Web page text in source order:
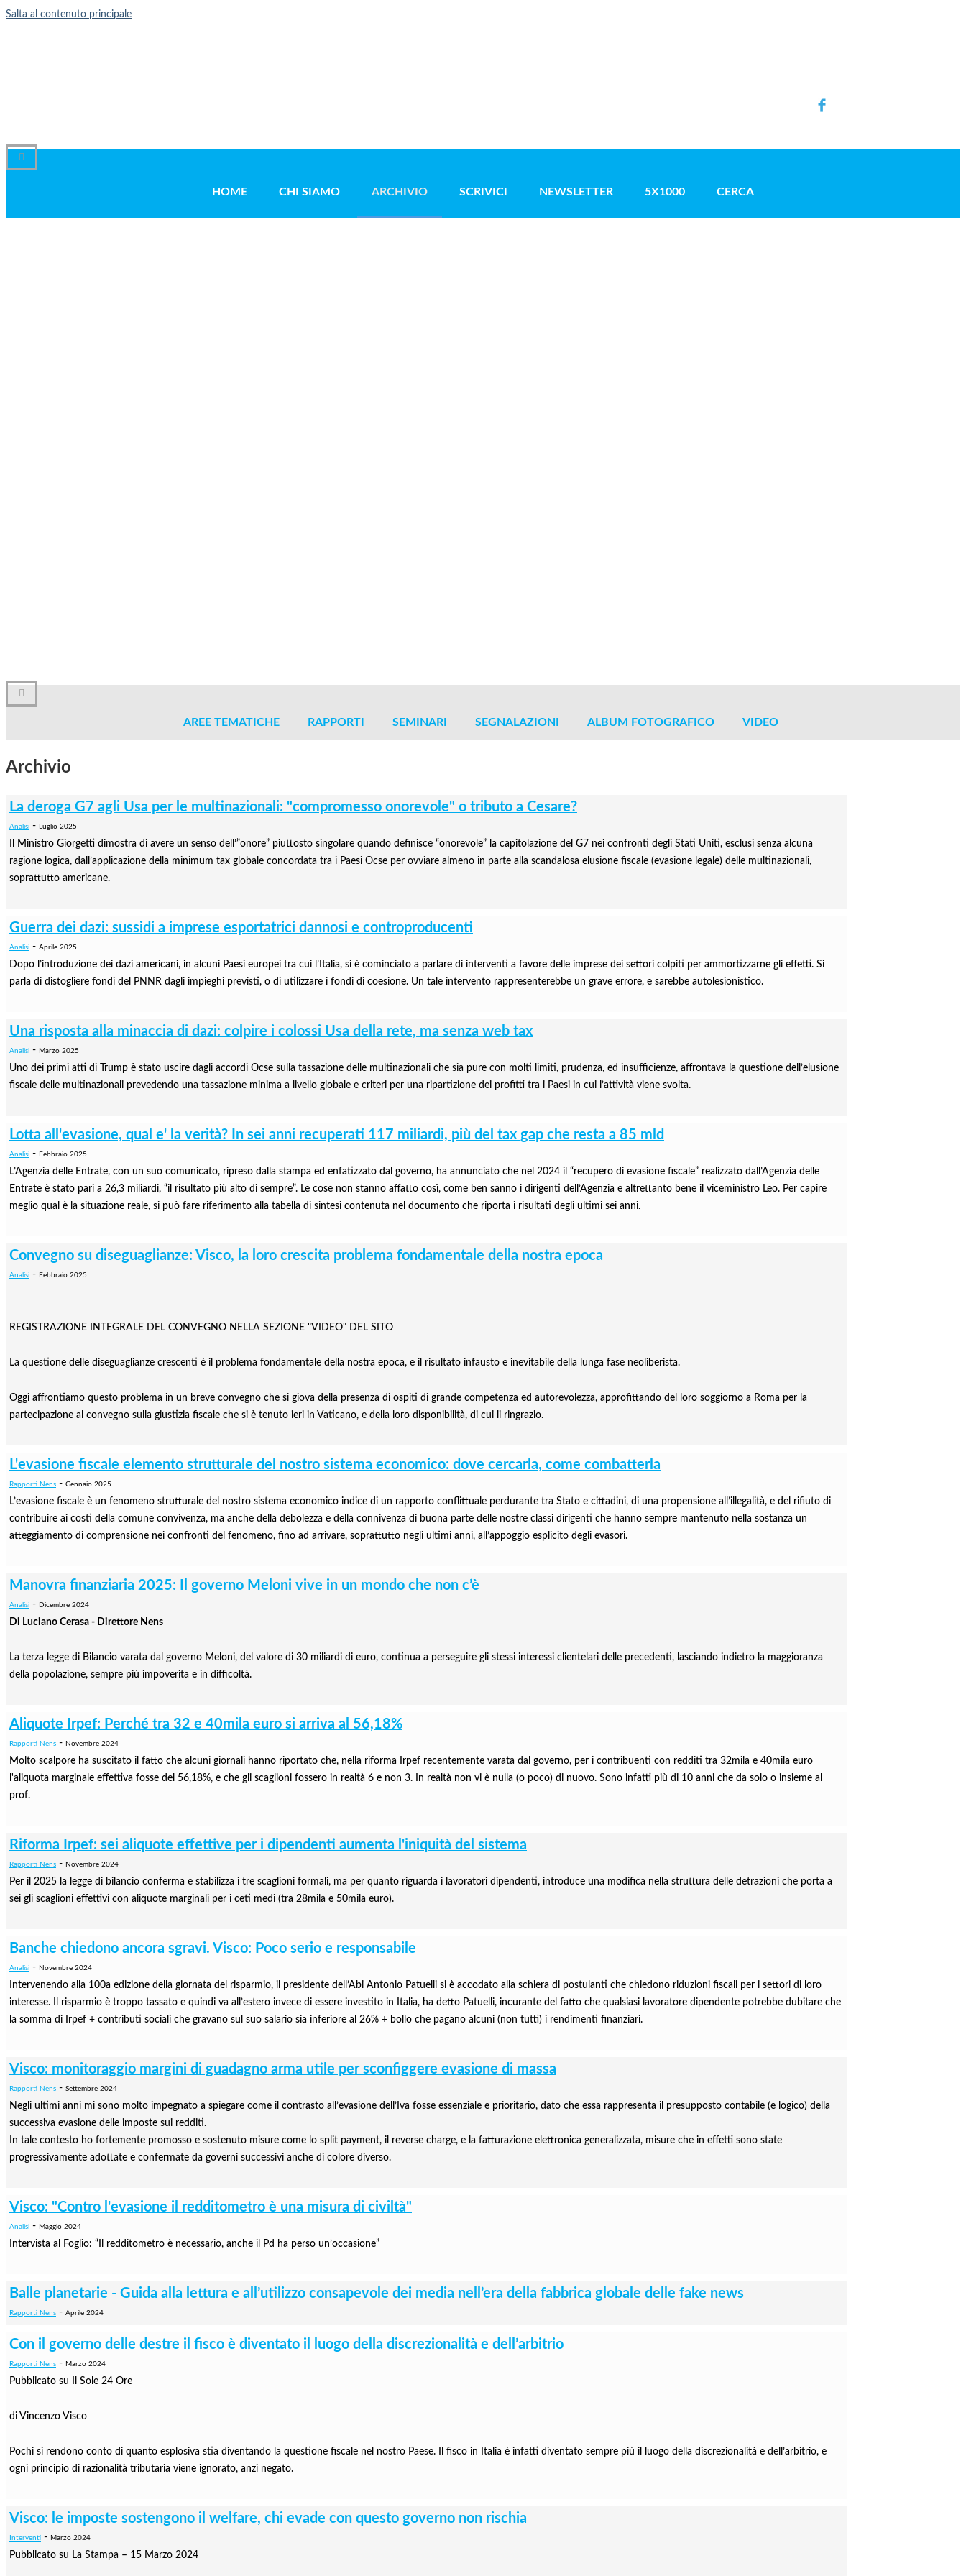
Salta al contenuto principale
HOME CHI SIAMO ARCHIVIO SCRIVICI NEWSLETTER 5X1000 CERCA
AREE TEMATICHE RAPPORTI SEMINARI SEGNALAZIONI ALBUM FOTOGRAFICO VIDEO
Archivio
La deroga G7 agli Usa per le multinazionali: "compromesso onorevole" o tributo a Cesare?
Analisi - Luglio 2025
Il Ministro Giorgetti dimostra di avere un senso dell’”onore” piuttosto singolare quando definisce “onorevole” la capitolazione del G7 nei confronti degli Stati Uniti, esclusi senza alcuna
ragione logica, dall’applicazione della minimum tax globale concordata tra i Paesi Ocse per ovviare almeno in parte alla scandalosa elusione fiscale (evasione legale) delle multinazionali,
soprattutto americane.
Guerra dei dazi: sussidi a imprese esportatrici dannosi e controproducenti
Analisi - Aprile 2025
Dopo l’introduzione dei dazi americani, in alcuni Paesi europei tra cui l’Italia, si è cominciato a parlare di interventi a favore delle imprese dei settori colpiti per ammortizzarne gli effetti. Si
parla di distogliere fondi del PNNR dagli impieghi previsti, o di utilizzare i fondi di coesione. Un tale intervento rappresenterebbe un grave errore, e sarebbe autolesionistico.
Una risposta alla minaccia di dazi: colpire i colossi Usa della rete, ma senza web tax
Analisi - Marzo 2025
Uno dei primi atti di Trump è stato uscire dagli accordi Ocse sulla tassazione delle multinazionali che sia pure con molti limiti, prudenza, ed insufficienze, affrontava la questione dell’elusione
fiscale delle multinazionali prevedendo una tassazione minima a livello globale e criteri per una ripartizione dei profitti tra i Paesi in cui l’attività viene svolta.
Lotta all'evasione, qual e' la verità? In sei anni recuperati 117 miliardi, più del tax gap che resta a 85 mld
Analisi - Febbraio 2025
L’Agenzia delle Entrate, con un suo comunicato, ripreso dalla stampa ed enfatizzato dal governo, ha annunciato che nel 2024 il “recupero di evasione fiscale” realizzato dall’Agenzia delle
Entrate è stato pari a 26,3 miliardi, “il risultato più alto di sempre”. Le cose non stanno affatto così, come ben sanno i dirigenti dell’Agenzia e altrettanto bene il viceministro Leo. Per capire
meglio qual è la situazione reale, si può fare riferimento alla tabella di sintesi contenuta nel documento che riporta i risultati degli ultimi sei anni.
Convegno su diseguaglianze: Visco, la loro crescita problema fondamentale della nostra epoca
Analisi - Febbraio 2025
REGISTRAZIONE INTEGRALE DEL CONVEGNO NELLA SEZIONE "VIDEO" DEL SITO
La questione delle diseguaglianze crescenti è il problema fondamentale della nostra epoca, e il risultato infausto e inevitabile della lunga fase neoliberista.
Oggi affrontiamo questo problema in un breve convegno che si giova della presenza di ospiti di grande competenza ed autorevolezza, approfittando del loro soggiorno a Roma per la
partecipazione al convegno sulla giustizia fiscale che si è tenuto ieri in Vaticano, e della loro disponibilità, di cui li ringrazio.
L'evasione fiscale elemento strutturale del nostro sistema economico: dove cercarla, come combatterla
Rapporti Nens - Gennaio 2025
L’evasione fiscale è un fenomeno strutturale del nostro sistema economico indice di un rapporto conflittuale perdurante tra Stato e cittadini, di una propensione all’illegalità, e del rifiuto di
contribuire ai costi della comune convivenza, ma anche della debolezza e della connivenza di buona parte delle nostre classi dirigenti che hanno sempre mantenuto nella sostanza un
atteggiamento di comprensione nei confronti del fenomeno, fino ad arrivare, soprattutto negli ultimi anni, all’appoggio esplicito degli evasori.
Manovra finanziaria 2025: Il governo Meloni vive in un mondo che non c’è
Analisi - Dicembre 2024
Di Luciano Cerasa - Direttore Nens
La terza legge di Bilancio varata dal governo Meloni, del valore di 30 miliardi di euro, continua a perseguire gli stessi interessi clientelari delle precedenti, lasciando indietro la maggioranza
della popolazione, sempre più impoverita e in difficoltà.
Aliquote Irpef: Perché tra 32 e 40mila euro si arriva al 56,18%
Rapporti Nens - Novembre 2024
Molto scalpore ha suscitato il fatto che alcuni giornali hanno riportato che, nella riforma Irpef recentemente varata dal governo, per i contribuenti con redditi tra 32mila e 40mila euro
l'aliquota marginale effettiva fosse del 56,18%, e che gli scaglioni fossero in realtà 6 e non 3. In realtà non vi è nulla (o poco) di nuovo. Sono infatti più di 10 anni che da solo o insieme al
prof.
Riforma Irpef: sei aliquote effettive per i dipendenti aumenta l'iniquità del sistema
Rapporti Nens - Novembre 2024
Per il 2025 la legge di bilancio conferma e stabilizza i tre scaglioni formali, ma per quanto riguarda i lavoratori dipendenti, introduce una modifica nella struttura delle detrazioni che porta a
sei gli scaglioni effettivi con aliquote marginali per i ceti medi (tra 28mila e 50mila euro).
Banche chiedono ancora sgravi. Visco: Poco serio e responsabile
Analisi - Novembre 2024
Intervenendo alla 100a edizione della giornata del risparmio, il presidente dell’Abi Antonio Patuelli si è accodato alla schiera di postulanti che chiedono riduzioni fiscali per i settori di loro
interesse. Il risparmio è troppo tassato e quindi va all’estero invece di essere investito in Italia, ha detto Patuelli, incurante del fatto che qualsiasi lavoratore dipendente potrebbe dubitare che
la somma di Irpef + contributi sociali che gravano sul suo salario sia inferiore al 26% + bollo che pagano alcuni (non tutti) i rendimenti finanziari.
Visco: monitoraggio margini di guadagno arma utile per sconfiggere evasione di massa
Rapporti Nens - Settembre 2024
Negli ultimi anni mi sono molto impegnato a spiegare come il contrasto all’evasione dell’Iva fosse essenziale e prioritario, dato che essa rappresenta il presupposto contabile (e logico) della
successiva evasione delle imposte sui redditi.
In tale contesto ho fortemente promosso e sostenuto misure come lo split payment, il reverse charge, e la fatturazione elettronica generalizzata, misure che in effetti sono state
progressivamente adottate e confermate da governi successivi anche di colore diverso.
Visco: "Contro l'evasione il redditometro è una misura di civiltà"
Analisi - Maggio 2024
Intervista al Foglio: “Il red­di­to­me­tro è neces­sa­rio, anche il Pd ha perso un’occa­sione”
Balle planetarie - Guida alla lettura e all’utilizzo consapevole dei media nell’era della fabbrica globale delle fake news
Rapporti Nens - Aprile 2024
Con il governo delle destre il fisco è diventato il luogo della discrezionalità e dell’arbitrio
Rapporti Nens - Marzo 2024
Pubblicato su Il Sole 24 Ore
di Vincenzo Visco
Pochi si rendono conto di quanto esplosiva stia diventando la questione fiscale nel nostro Paese. Il fisco in Italia è infatti diventato sempre più il luogo della discrezionalità e dell’arbitrio, e
ogni principio di razionalità tributaria viene ignorato, anzi negato.
Visco: le imposte sostengono il welfare, chi evade con questo governo non rischia
Interventi - Marzo 2024
Pubblicato su La Stampa – 15 Marzo 2024